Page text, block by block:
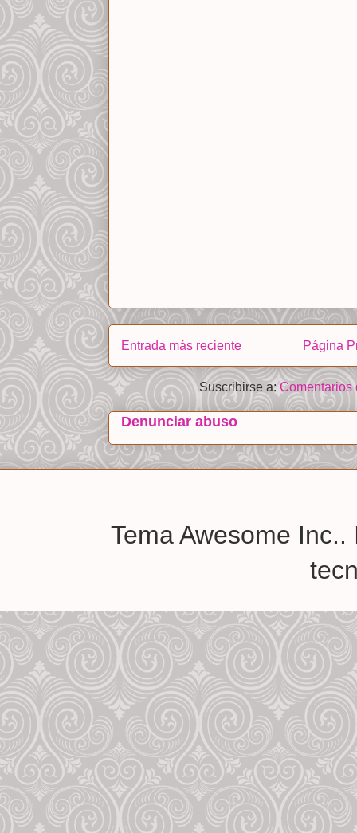
Entrada más reciente Página
Suscribirse a:Comentarios
Denunciar abuso
Tema Awesome